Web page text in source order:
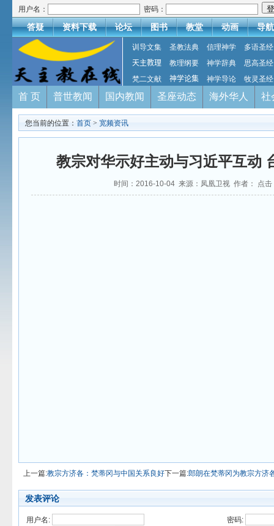
用户名： 密码：
答疑 资料下载 论坛 图书 教堂 动画 导航
训导文集 圣教法典 信理神学
多语圣经
天主教理
教理纲要 神学辞典
思高圣经
梵二文献
神学论集 神学导论 牧灵圣经
首 页 普世教闻 国内教闻 圣座动态 海外华人 社
您当前的位置： 首页 > 宽频资讯
教宗对华示好主动与习近平互动
时间：2016-10-04 来源：凤凰卫视 作者： 点击
上一篇:教宗方济各：梵蒂冈与中国关系良好下一篇:郎朗在梵蒂冈为教宗方济
发表评论
用户名:
密码: